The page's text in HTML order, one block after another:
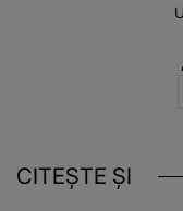
CITEȘTE ȘI